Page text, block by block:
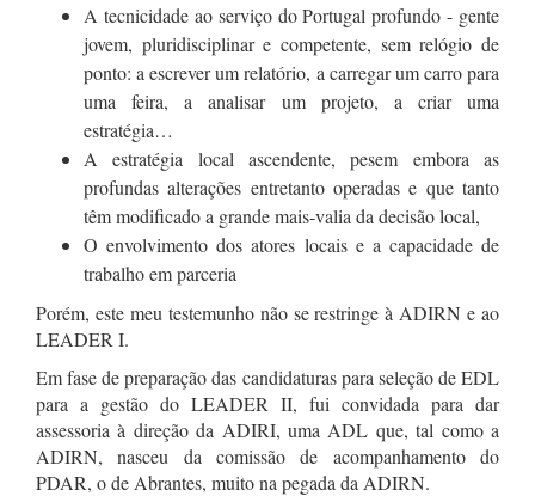
A tecnicidade ao serviço do Portugal profundo - gente
jovem, pluridisciplinar e competente, sem relógio de
ponto: a escrever um relatório, a carregar um carro para
uma feira, a analisar um projeto, a criar uma
estratégia…
A estratégia local ascendente, pesem embora as
profundas alterações entretanto operadas e que tanto
têm modificado a grande mais-valia da decisão local,
O envolvimento dos atores locais e a capacidade de
trabalho em parceria
Porém, este meu testemunho não se restringe à ADIRN e ao
LEADER I.
Em fase de preparação das candidaturas para seleção de EDL
para a gestão do LEADER II, fui convidada para dar
assessoria à direção da ADIRI, uma ADL que, tal como a
ADIRN, nasceu da comissão de acompanhamento do
PDAR, o de Abrantes, muito na pegada da ADIRN.